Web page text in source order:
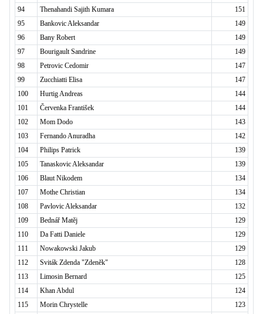
94
Thenahandi Sajith Kumara
151
95
Bankovic Aleksandar
149
96
Bany Robert
149
97
Bourigault Sandrine
149
98
Petrovic Cedomir
147
99
Zucchiatti Elisa
147
100
Hurtig Andreas
144
101
Červenka František
144
102
Mom Dodo
143
103
Fernando Anuradha
142
104
Philips Patrick
139
105
Tanaskovic Aleksandar
139
106
Blaut Nikodem
134
107
Mothe Christian
134
108
Pavlovic Aleksandar
132
109
Bednář Matěj
129
110
Da Fatti Daniele
129
111
Nowakowski Jakub
129
112
Sviták Zdenda "Zdeněk"
128
113
Limosin Bernard
125
114
Khan Abdul
124
115
Morin Chrystelle
123